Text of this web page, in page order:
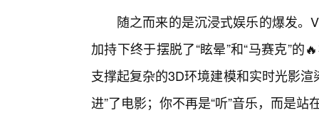
随之而来的是沉浸式娱乐的爆发。
加持下终于摆脱了“眩晕”和“马赛克”
支撑起复杂的3D环境建模和实时光影渲
进”了电影；你不再是“听”音乐，而是